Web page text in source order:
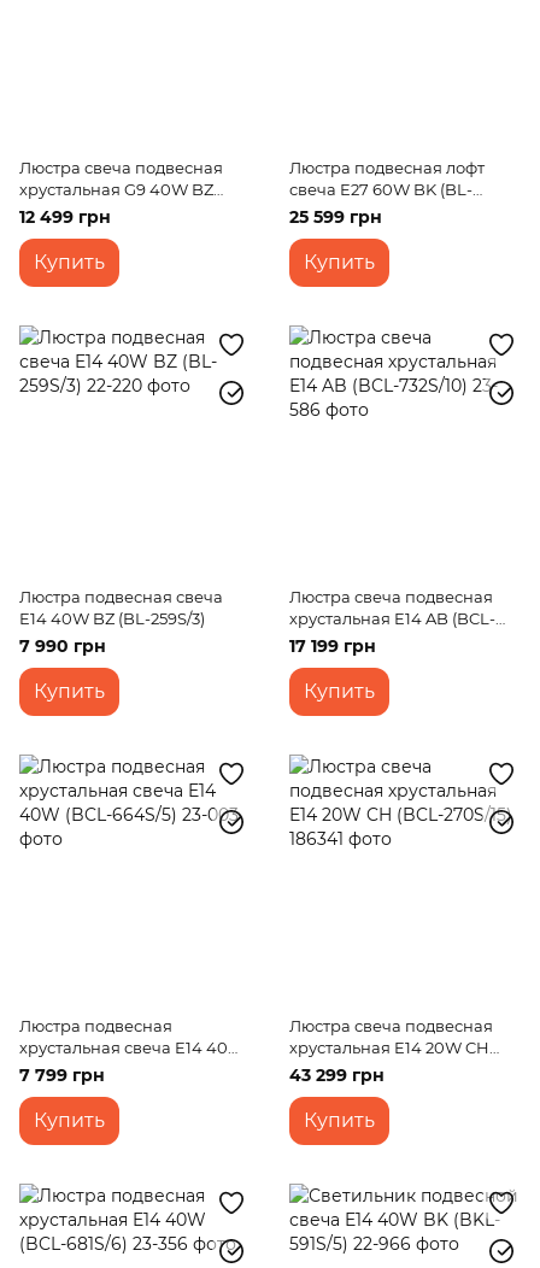
Люстра свеча подвесная
хрустальная G9 40W BZ
(BCL-680S/10)
12 499 грн
Купить
Люстра подвесная лофт
свеча E27 60W BK (BL-
387S/36)
25 599 грн
Купить
Люстра подвесная свеча
E14 40W BZ (BL-259S/3)
7 990 грн
Купить
Люстра свеча подвесная
хрустальная E14 AB (BCL-
732S/10)
17 199 грн
Купить
Люстра подвесная
хрустальная свеча E14 40W
(BCL-664S/5)
7 799 грн
Купить
Люстра свеча подвесная
хрустальная E14 20W CH
(BCL-270S/15)
43 299 грн
Купить